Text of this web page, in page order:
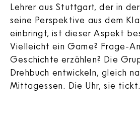
Lehrer aus Stuttgart, der in
seine Perspektive aus dem
einbringt, ist dieser Aspekt
Vielleicht ein Game? Frage-
Geschichte erzählen? Die
Drehbuch entwickeln, gleich
Mittagessen. Die Uhr, sie tickt.